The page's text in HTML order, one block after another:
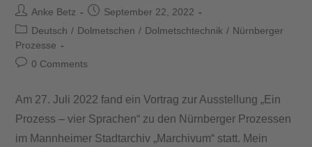
Anke Betz
September 22, 2022
Deutsch / Dolmetschen / Dolmetschtechnik / Nürnberger
Prozesse
0 Comments
Am 27. Juli 2022 fand ein Vortrag zur Ausstellung „Ein
Prozess – vier Sprachen“ zu den Nürnberger Prozessen
im Mannheimer Stadtarchiv „Marchivum“ statt. Mein